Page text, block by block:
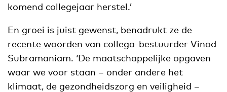
komend collegejaar herstel.’
En groei is juist gewenst, benadrukt ze de
recente woorden van collega-bestuurder Vinod
Subramaniam. ‘De maatschappelijke opgaven
waar we voor staan – onder andere het
klimaat, de gezondheidszorg en veiligheid –